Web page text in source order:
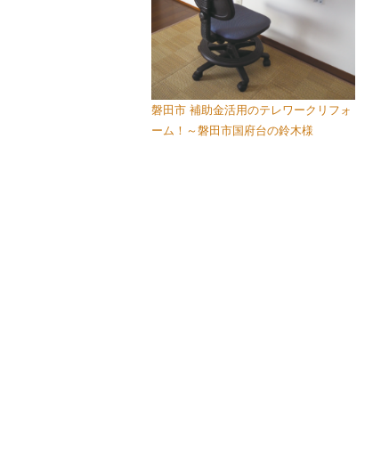
磐田市 補助金活用のテレワークリフォ
ーム！～磐田市国府台の鈴木様